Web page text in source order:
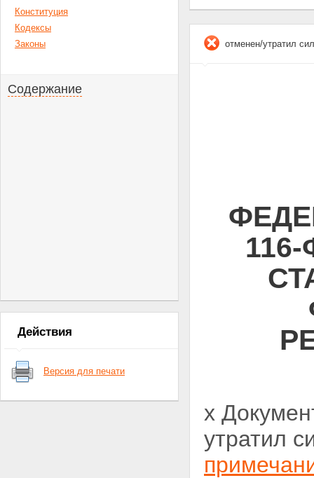
Конституция
Кодексы
Законы
Содержание
Действия
Версия для печати
отменен/утратил
x
утратил